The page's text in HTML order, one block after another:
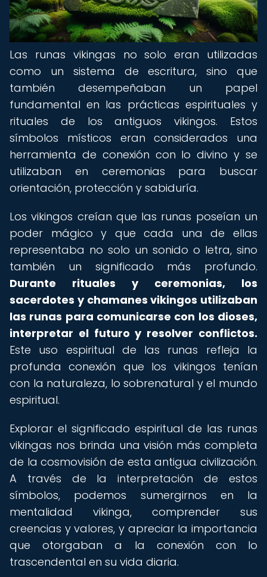
Las runas vikingas no solo eran utilizadas
como un sistema de escritura, sino que
también desempeñaban un papel
fundamental en las prácticas espirituales y
rituales de los antiguos vikingos. Estos
símbolos místicos eran considerados una
herramienta de conexión con lo divino y se
utilizaban en ceremonias para buscar
orientación, protección y sabiduría.
Los vikingos creían que las runas poseían un
poder mágico y que cada una de ellas
representaba no solo un sonido o letra, sino
también un significado más profundo.
Durante rituales y ceremonias, los
sacerdotes y chamanes vikingos utilizaban
las runas para comunicarse con los dioses,
interpretar el futuro y resolver conflictos.
Este uso espiritual de las runas refleja la
profunda conexión que los vikingos tenían
con la naturaleza, lo sobrenatural y el mundo
espiritual.
Explorar el significado espiritual de las runas
vikingas nos brinda una visión más completa
de la cosmovisión de esta antigua civilización.
A través de la interpretación de estos
símbolos, podemos sumergirnos en la
mentalidad vikinga, comprender sus
creencias y valores, y apreciar la importancia
que otorgaban a la conexión con lo
trascendental en su vida diaria.